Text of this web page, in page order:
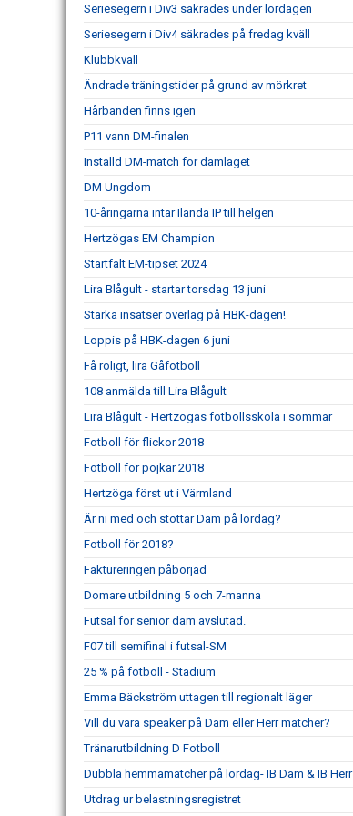
Seriesegern i Div3 säkrades under lördagen
Seriesegern i Div4 säkrades på fredag kväll
Klubbkväll
Ändrade träningstider på grund av mörkret
Hårbanden finns igen
P11 vann DM-finalen
Inställd DM-match för damlaget
DM Ungdom
10-åringarna intar Ilanda IP till helgen
Hertzögas EM Champion
Startfält EM-tipset 2024
Lira Blågult - startar torsdag 13 juni
Starka insatser överlag på HBK-dagen!
Loppis på HBK-dagen 6 juni
Få roligt, lira Gåfotboll
108 anmälda till Lira Blågult
Lira Blågult - Hertzögas fotbollsskola i sommar
Fotboll för flickor 2018
Fotboll för pojkar 2018
Hertzöga först ut i Värmland
Är ni med och stöttar Dam på lördag?
Fotboll för 2018?
Faktureringen påbörjad
Domare utbildning 5 och 7-manna
Futsal för senior dam avslutad.
F07 till semifinal i futsal-SM
25 % på fotboll - Stadium
Emma Bäckström uttagen till regionalt läger
Vill du vara speaker på Dam eller Herr matcher?
Tränarutbildning D Fotboll
Dubbla hemmamatcher på lördag- IB Dam & IB Herr
Utdrag ur belastningsregistret